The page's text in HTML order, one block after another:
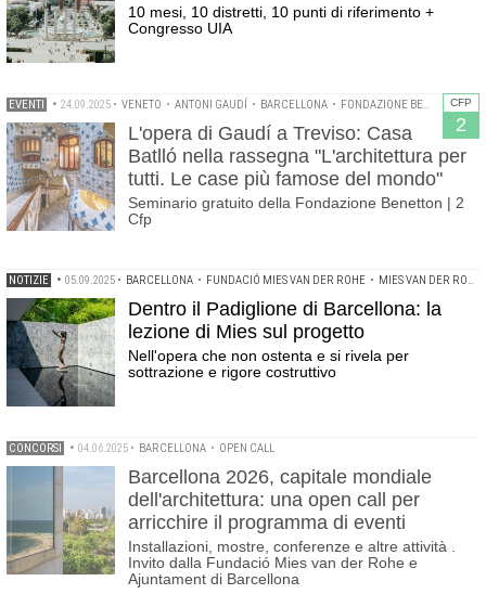
10 mesi, 10 distretti, 10 punti di riferimento +
Congresso UIA
CFP
2
EVENTI • 24.09.2025 • VENETO • ANTONI GAUDÍ • BARCELLONA • FONDAZIONE BENETTON STUDI RICERCHE
L'opera di Gaudí a Treviso: Casa
Batlló nella rassegna "L'architettura per
tutti. Le case più famose del mondo"
Seminario gratuito della Fondazione Benetton | 2
Cfp
NOTIZIE • 05.09.2025 • BARCELLONA • FUNDACIÓ MIES VAN DER ROHE • MIES VAN DER ROHE
Dentro il Padiglione di Barcellona: la
lezione di Mies sul progetto
Nell'opera che non ostenta e si rivela per
sottrazione e rigore costruttivo
CONCORSI • 04.06.2025 • BARCELLONA • OPEN CALL
Barcellona 2026, capitale mondiale
dell'architettura: una open call per
arricchire il programma di eventi
Installazioni, mostre, conferenze e altre attività .
Invito dalla Fundació Mies van der Rohe e
Ajuntament di Barcellona